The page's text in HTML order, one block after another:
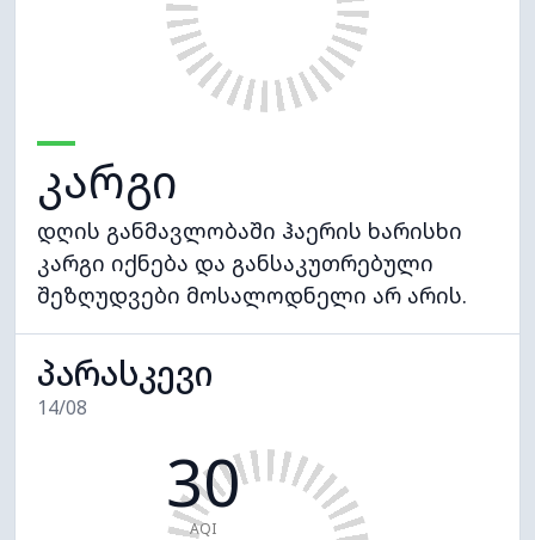
კარგი
დღის განმავლობაში ჰაერის ხარისხი
კარგი იქნება და განსაკუთრებული
შეზღუდვები მოსალოდნელი არ არის.
პარასკევი
14/08
30
AQI